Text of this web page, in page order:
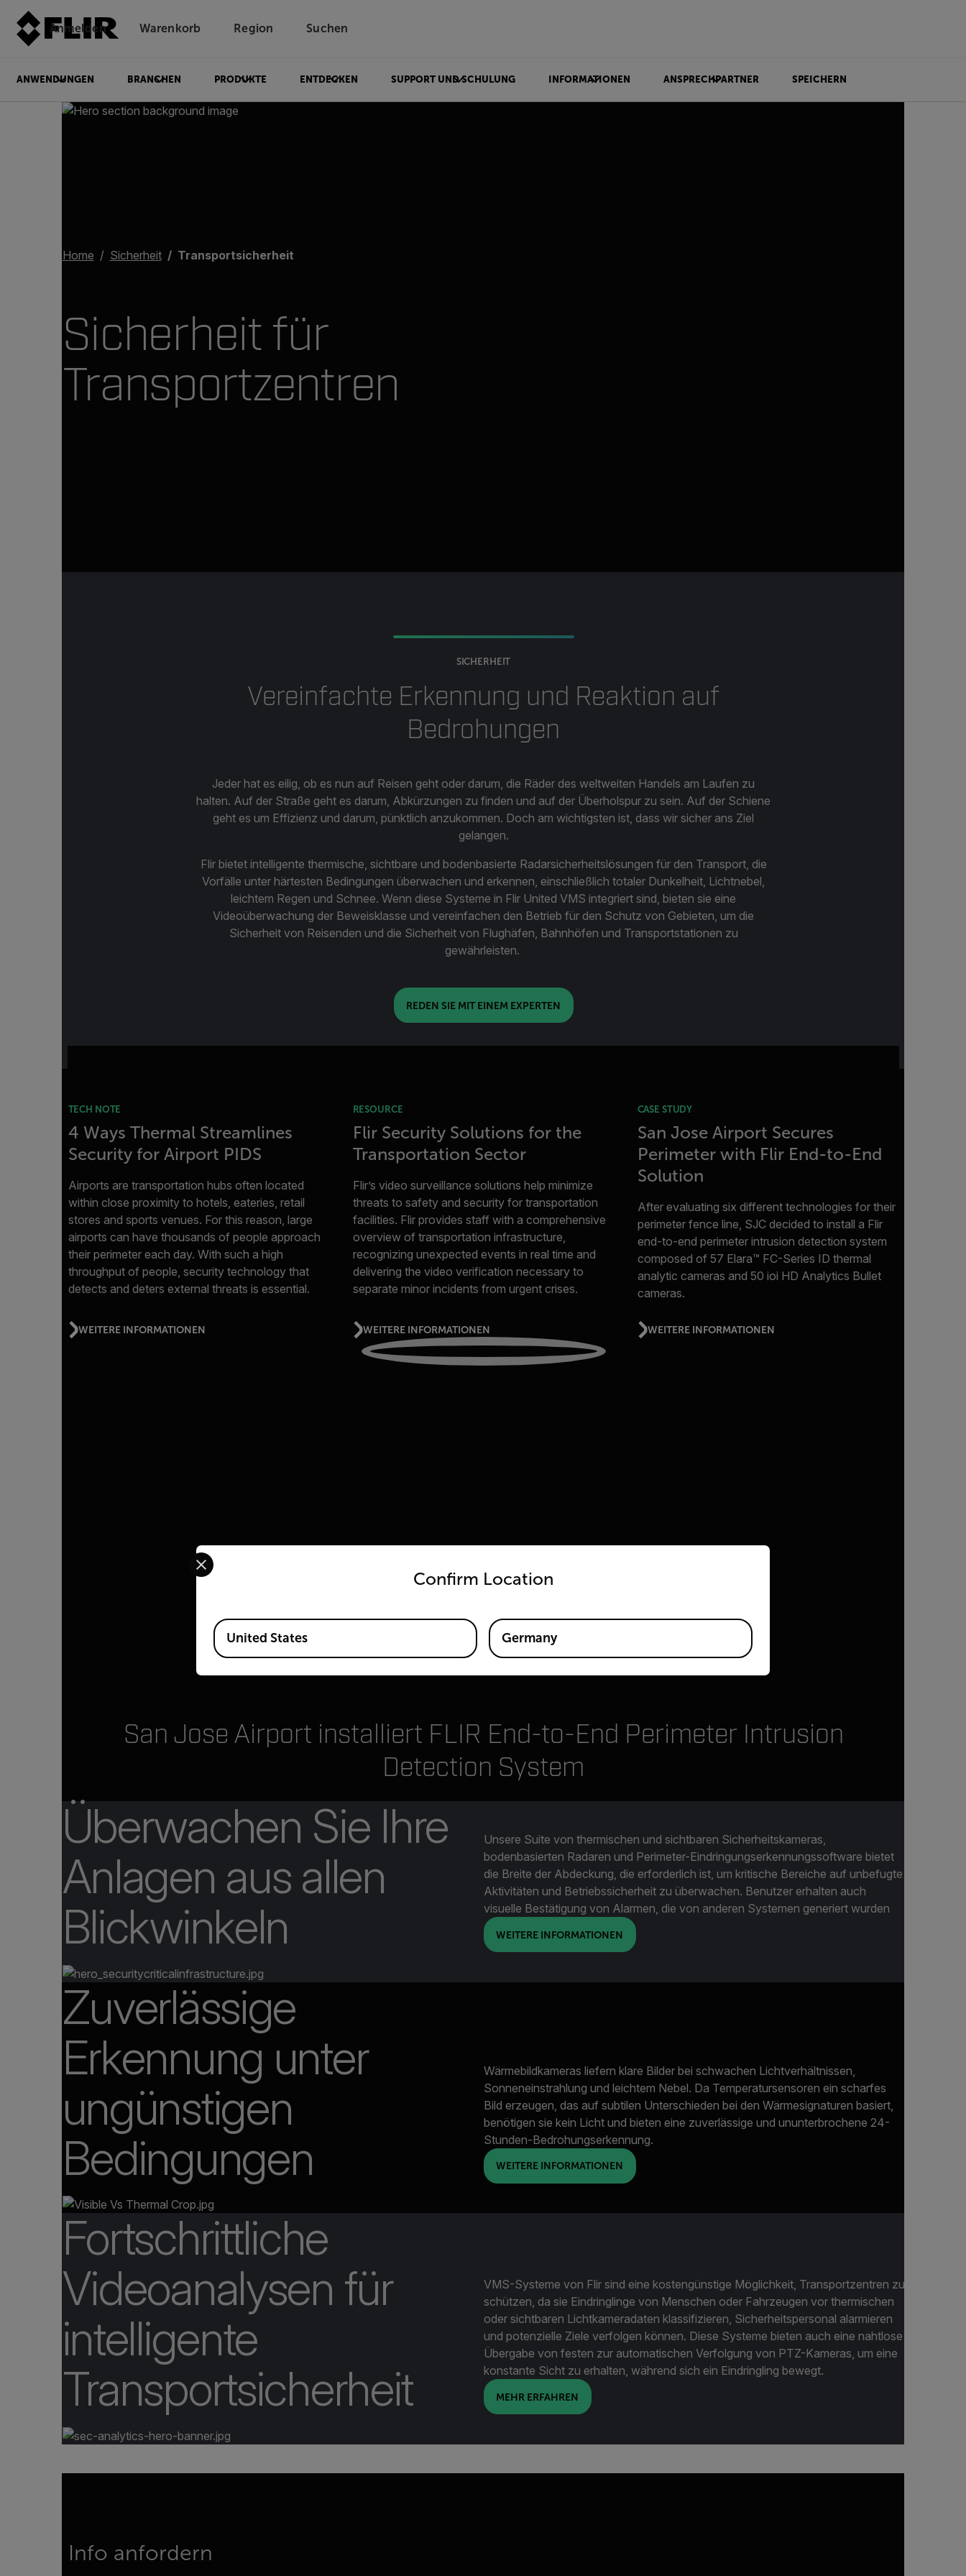
Anmelden Unread messages
Warenkorb Region Suchen
ANWENDUNGEN BRANCHEN PRODUKTE ENTDECKEN SUPPORT UND SCHULUNG INFORMATIONEN ANSPRECHPARTNER SPEICHERN
Home Sicherheit Transportsicherheit
Sicherheit für
Transportzentren
SICHERHEIT
Vereinfachte Erkennung und Reaktion auf
Bedrohungen
Jeder hat es eilig, ob es nun auf Reisen geht oder darum, die Räder des weltweiten Handels am Laufen zu
halten. Auf der Straße geht es darum, Abkürzungen zu finden und auf der Überholspur zu sein. Auf der Schiene
geht es um Effizienz und darum, pünktlich anzukommen. Doch am wichtigsten ist, dass wir sicher ans Ziel
gelangen.
Flir bietet intelligente thermische, sichtbare und bodenbasierte Radarsicherheitslösungen für den Transport, die
Vorfälle unter härtesten Bedingungen überwachen und erkennen, einschließlich totaler Dunkelheit, Lichtnebel,
leichtem Regen und Schnee. Wenn diese Systeme in Flir United VMS integriert sind, bieten sie eine
Videoüberwachung der Beweisklasse und vereinfachen den Betrieb für den Schutz von Gebieten, um die
Sicherheit von Reisenden und die Sicherheit von Flughäfen, Bahnhöfen und Transportstationen zu
gewährleisten.
REDEN SIE MIT EINEM EXPERTEN
TECH NOTE
4 Ways Thermal Streamlines
Security for Airport PIDS
Airports are transportation hubs often located
within close proximity to hotels, eateries, retail
stores and sports venues. For this reason, large
airports can have thousands of people approach
their perimeter each day. With such a high
throughput of people, security technology that
detects and deters external threats is essential.
WEITERE INFORMATIONEN
RESOURCE
Flir Security Solutions for the
Transportation Sector
Flir’s video surveillance solutions help minimize
threats to safety and security for transportation
facilities. Flir provides staff with a comprehensive
overview of transportation infrastructure,
recognizing unexpected events in real time and
delivering the video verification necessary to
separate minor incidents from urgent crises.
WEITERE INFORMATIONEN
CASE STUDY
San Jose Airport Secures
Perimeter with Flir End-to-End
Solution
After evaluating six different technologies for their
perimeter fence line, SJC decided to install a Flir
end-to-end perimeter intrusion detection system
composed of 57 Elara™ FC-Series ID thermal
analytic cameras and 50 ioi HD Analytics Bullet
cameras.
WEITERE INFORMATIONEN
San Jose Airport installiert FLIR End-to-End Perimeter Intrusion
Detection System
Überwachen Sie Ihre
Anlagen aus allen
Blickwinkeln
Unsere Suite von thermischen und sichtbaren Sicherheitskameras,
bodenbasierten Radaren und Perimeter-Eindringungserkennungssoftware bietet
die Breite der Abdeckung, die erforderlich ist, um kritische Bereiche auf unbefugte
Aktivitäten und Betriebssicherheit zu überwachen. Benutzer erhalten auch
visuelle Bestätigung von Alarmen, die von anderen Systemen generiert wurden
WEITERE INFORMATIONEN
Zuverlässige
Erkennung unter
ungünstigen
Bedingungen
Wärmebildkameras liefern klare Bilder bei schwachen Lichtverhältnissen,
Sonneneinstrahlung und leichtem Nebel. Da Temperatursensoren ein scharfes
Bild erzeugen, das auf subtilen Unterschieden bei den Wärmesignaturen basiert,
benötigen sie kein Licht und bieten eine zuverlässige und ununterbrochene 24-
Stunden-Bedrohungserkennung.
WEITERE INFORMATIONEN
Fortschrittliche
Videoanalysen für
intelligente
Transportsicherheit
VMS-Systeme von Flir sind eine kostengünstige Möglichkeit, Transportzentren zu
schützen, da sie Eindringlinge von Menschen oder Fahrzeugen vor thermischen
oder sichtbaren Lichtkameradaten klassifizieren, Sicherheitspersonal alarmieren
und potenzielle Ziele verfolgen können. Diese Systeme bieten auch eine nahtlose
Übergabe von festen zur automatischen Verfolgung von PTZ-Kameras, um eine
konstante Sicht zu erhalten, während sich ein Eindringling bewegt.
MEHR ERFAHREN
Info anfordern
Confirm Location
Select your preferred country and language from the options below to access the appropriate version of our website.
Available Locations
United States Germany